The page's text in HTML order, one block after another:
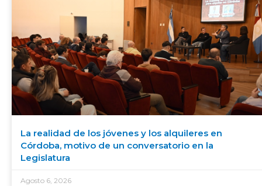
La realidad de los jóvenes y los alquileres en
Córdoba, motivo de un conversatorio en la
Legislatura
Agosto 6, 2026